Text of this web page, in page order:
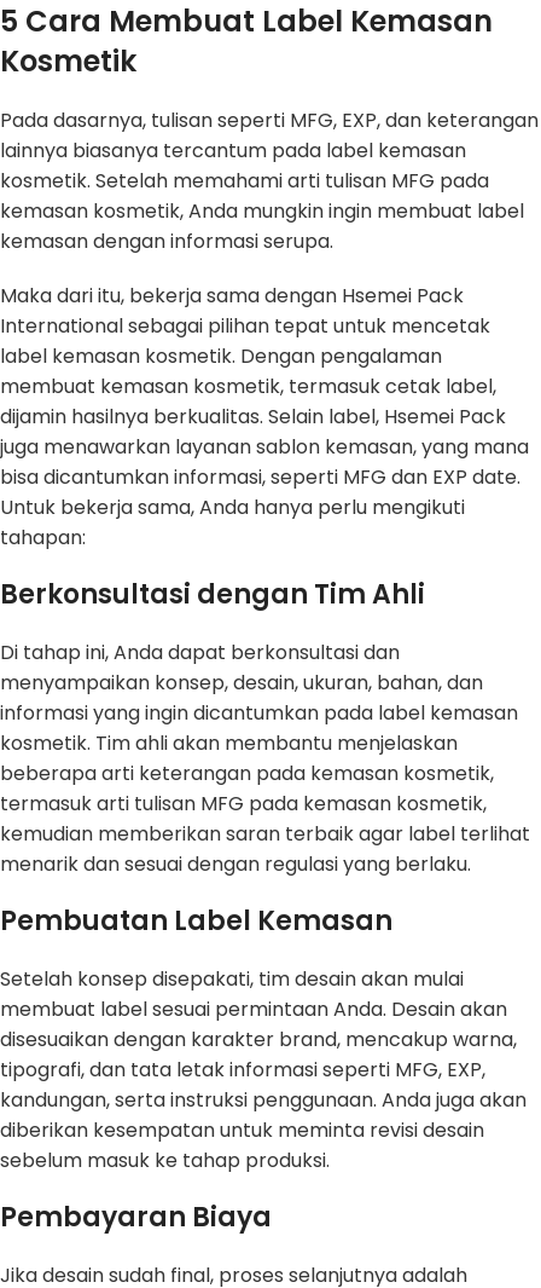
5 Cara Membuat Label Kemasan
Kosmetik
Pada dasarnya, tulisan seperti MFG, EXP, dan keterangan
lainnya biasanya tercantum pada label kemasan
kosmetik. Setelah memahami arti tulisan MFG pada
kemasan kosmetik, Anda mungkin ingin membuat label
kemasan dengan informasi serupa.
Maka dari itu, bekerja sama dengan Hsemei Pack
International sebagai pilihan tepat untuk mencetak
label kemasan kosmetik. Dengan pengalaman
membuat kemasan kosmetik, termasuk cetak label,
dijamin hasilnya berkualitas. Selain label, Hsemei Pack
juga menawarkan layanan sablon kemasan, yang mana
bisa dicantumkan informasi, seperti MFG dan EXP date.
Untuk bekerja sama, Anda hanya perlu mengikuti
tahapan:
Berkonsultasi dengan Tim Ahli
Di tahap ini, Anda dapat berkonsultasi dan
menyampaikan konsep, desain, ukuran, bahan, dan
informasi yang ingin dicantumkan pada label kemasan
kosmetik. Tim ahli akan membantu menjelaskan
beberapa arti keterangan pada kemasan kosmetik,
termasuk arti tulisan MFG pada kemasan kosmetik,
kemudian memberikan saran terbaik agar label terlihat
menarik dan sesuai dengan regulasi yang berlaku.
Pembuatan Label Kemasan
Setelah konsep disepakati, tim desain akan mulai
membuat label sesuai permintaan Anda. Desain akan
disesuaikan dengan karakter brand, mencakup warna,
tipografi, dan tata letak informasi seperti MFG, EXP,
kandungan, serta instruksi penggunaan. Anda juga akan
diberikan kesempatan untuk meminta revisi desain
sebelum masuk ke tahap produksi.
Pembayaran Biaya
Jika desain sudah final, proses selanjutnya adalah